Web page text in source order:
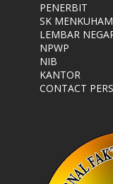
PENERBIT
SK MENKUHAM
LEMBAR
NPWP
NIB
KANTOR
CONTACT